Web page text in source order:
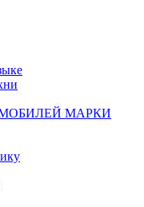
МАРКИ